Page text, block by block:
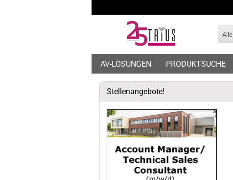
Alle
AV-LÖSUNGEN PRODUKTSUCHE
Stellenangebote!